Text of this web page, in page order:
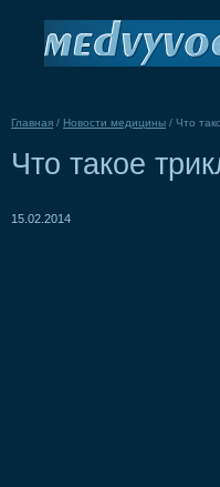
Главная / Новости медицины / Что
Что такое
15.02.2014